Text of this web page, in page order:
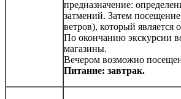
предназначение:
затмений. Затем
ветров), который является
По окончанию экскурсии
магазины.
Вечером возможно
Питание: завтрак.